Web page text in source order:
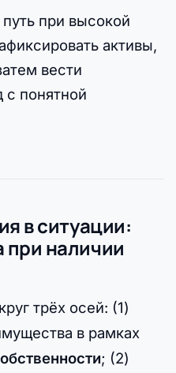
при высокой
активы,
вести
с понятной
в ситуации:
при наличии
трёх осей: (1)
в рамках
; (2)